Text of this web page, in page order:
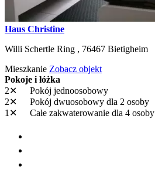
Haus Christine
Willi Schertle Ring , 76467 Bietigheim
Mieszkanie Zobacz objekt
Pokoje i łóżka
2✕
Pokój jednoosobowy
2✕
Pokój dwuosobowy dla 2 osoby
1✕
Całe zakwaterowanie dla 4 osoby